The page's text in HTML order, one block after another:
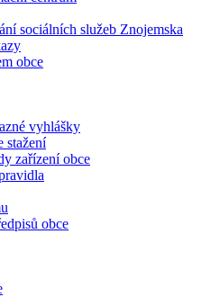
sociálních služeb Znojemska
obce
vyhlášky
stažení
zařízení obce
obce